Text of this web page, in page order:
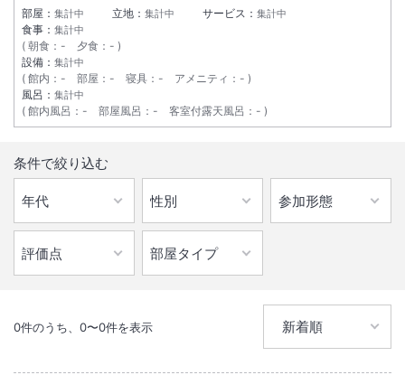
部屋： 集計中 立地： 集計中 サービス： 集計中
食事： 集計中
朝食 ： - 夕食 ： -
設備： 集計中
館内 ： - 部屋 ： - 寝具 ： - アメニティ ： -
風呂： 集計中
館内風呂 ： - 部屋風呂 ： - 客室付露天風呂 ： -
条件で絞り込む
0件のうち、 0〜0件を表示